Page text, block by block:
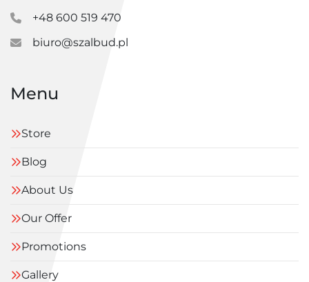
+48 600 519 470
biuro@szalbud.pl
Menu
Store
Blog
About Us
Our Offer
Promotions
Gallery